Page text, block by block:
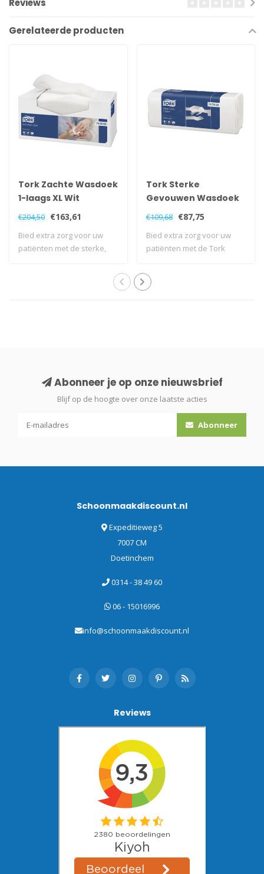
Reviews
Gerelateerde producten
Tork Zachte Wasdoek
1-laags XL Wit
€204,50 €163,61
Bied extra zorg voor uw
patiënten met de sterke,
Tork Sterke
Gevouwen Wasdoek
6-laags Wit H3
€109,68 €87,75
Bied extra zorg voor uw
patiënten met de Tork
Abonneer je op onze nieuwsbrief
Blijf op de hoogte over onze laatste acties
Abonneer
Schoonmaakdiscount.nl
Expeditieweg 5
7007 CM
Doetinchem
0314 - 38 49 60
06 - 15016996
info@schoonmaakdiscount.nl
Reviews